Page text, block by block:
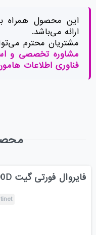
این محصول همراه
ارائه می‌باشد.
مشتریان محترم
مشاوره تخصصی و
فناوری اطلاعات
فایروال فورتی گیت 3000D